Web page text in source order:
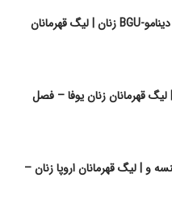
پیش‌بینی و تحلیل بریدا بلیک زنان – دینامو-BGU زنان | لیگ قهرمانان
قهرمانان زنان یوفا – فصل
و | لیگ قهرمانان اروپا زنان –